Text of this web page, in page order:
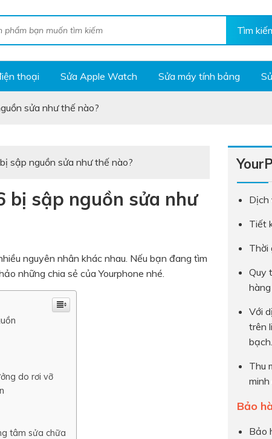
thoại Sửa Apple Watch Sửa máy tính bảng
sửa như thế nào?
sập nguồn sửa như thế nào?
bị sập nguồn sửa như
nguyên nhân khác nhau. Nếu bạn đang tìm
những chia sẻ của Yourphone nhé.
do rơi vỡ
tâm sửa chữa
Dịch
Tiết
Thời
Quy
Với
trên
bạch.
Thu
minh
Bảo
Bảo